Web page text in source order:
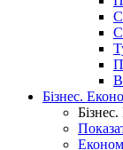
Бізнес.